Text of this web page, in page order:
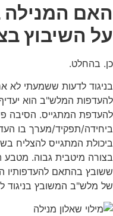
האם
על השיבוץ
כן. בהחלט.
בניגוד לדעות ששמעתי לא
להעדפות המלש"ב הוא
להעדפת המתגייס. הסיבה
ביחידה/תפקיד/מערך בו
ביכולת המתגייס להצליח
בצורה מיטבית גבוה.
ששובץ בהתאם להעדפותיו
של מלש"ב המשובץ בניגוד